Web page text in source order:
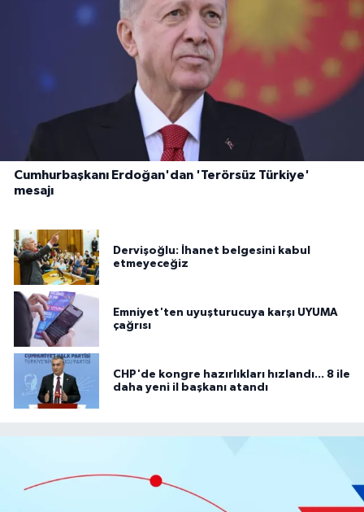
Cumhurbaşkanı Erdoğan'dan 'Terörsüz Türkiye'
mesajı
Dervişoğlu: İhanet belgesini kabul
etmeyeceğiz
Emniyet'ten uyuşturucuya karşı UYUMA
çağrısı
CHP'de kongre hazırlıkları hızlandı... 8 ile
daha yeni il başkanı atandı